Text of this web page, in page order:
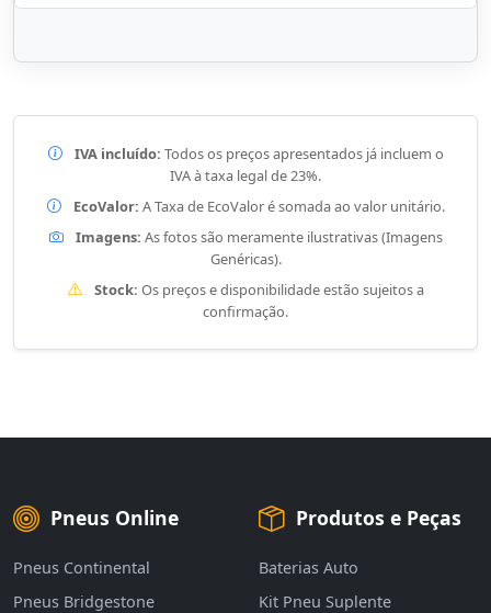
IVA incluído: Todos os preços apresentados já incluem o
IVA à taxa legal de 23%.
EcoValor: A Taxa de EcoValor é somada ao valor unitário.
Imagens: As fotos são meramente ilustrativas (Imagens
Genéricas).
Stock: Os preços e disponibilidade estão sujeitos a
confirmação.
Pneus Online
Pneus Continental
Pneus Bridgestone
Produtos e Peças
Baterias Auto
Kit Pneu Suplente